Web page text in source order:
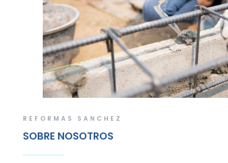
REFORMAS SANCHEZ
SOBRE NOSOTROS